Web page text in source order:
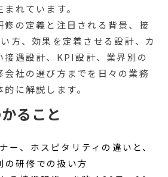
れています。
修の定義と注目される背景、接
方、効果を定着させる設計、カ
接遇設計、KPI設計、業界別の
会社の選び方までを日々の業務
に解説します。
ること
ー、ホスピタリティの違いと、
の研修での扱い方